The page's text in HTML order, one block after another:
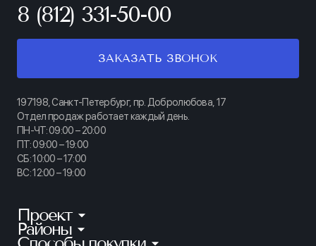
8 (812) 331-50-00
ЗАКАЗАТЬ ЗВОНОК
197198, Санкт-Петербург, пр. Добролюбова, 17
Отдел продаж работает каждый день.
ПН-ЧТ: 09:00 – 20:00
ПТ: 09:00 – 19:00
СБ: 10:00 – 17:00
ВС: 12:00 – 19:00
Проект
КИНОПАРК
Районы
Калининский